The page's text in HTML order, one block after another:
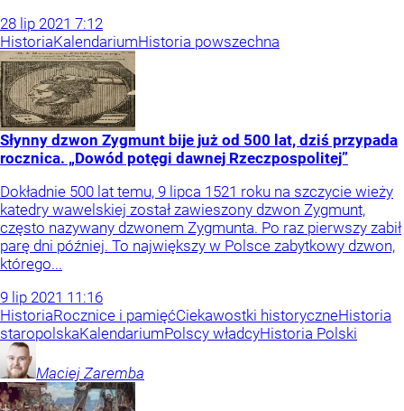
28 lip 2021 7:12
HistoriaKalendariumHistoria powszechna
Słynny dzwon Zygmunt bije już od 500 lat, dziś przypada
rocznica. „Dowód potęgi dawnej Rzeczpospolitej”
Dokładnie 500 lat temu, 9 lipca 1521 roku na szczycie wieży
katedry wawelskiej został zawieszony dzwon Zygmunt,
często nazywany dzwonem Zygmunta. Po raz pierwszy zabił
parę dni później. To największy w Polsce zabytkowy dzwon,
którego...
9 lip 2021 11:16
HistoriaRocznice i pamięćCiekawostki historyczneHistoria
staropolskaKalendariumPolscy władcyHistoria Polski
Maciej Zaremba